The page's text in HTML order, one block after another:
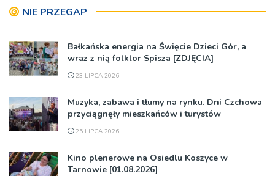
NIE PRZEGAP
Bałkańska energia na Święcie Dzieci Gór, a
wraz z nią folklor Spisza [ZDJĘCIA]
23 LIPCA 2026
Muzyka, zabawa i tłumy na rynku. Dni Czchowa
przyciągnęły mieszkańców i turystów
25 LIPCA 2026
Kino plenerowe na Osiedlu Koszyce w
Tarnowie [01.08.2026]